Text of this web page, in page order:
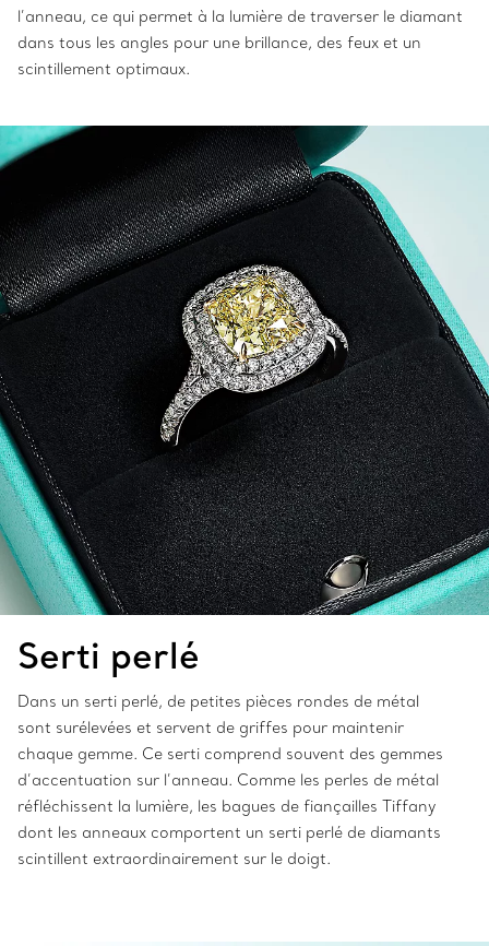
l’anneau, ce qui permet à la lumière de traverser le diamant
dans tous les angles pour une brillance, des feux et un
scintillement optimaux.
Serti perlé
Dans un serti perlé, de petites pièces rondes de métal
sont surélevées et servent de griffes pour maintenir
chaque gemme. Ce serti comprend souvent des gemmes
d’accentuation sur l’anneau. Comme les perles de métal
réfléchissent la lumière, les bagues de fiançailles Tiffany
dont les anneaux comportent un serti perlé de diamants
scintillent extraordinairement sur le doigt.